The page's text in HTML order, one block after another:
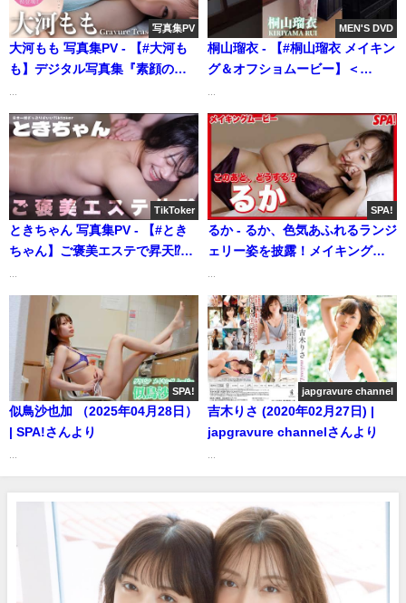
社 週刊プレイボーイ公式】さん
より
写真集PV
大河もも 写真集PV - 【#大河も
も】デジタル写真集『素顔のキ
PV〜Momo TAIGA’s Gravure
Teaser〜（2022年07月03日） |
週プレChannel【集英社 週刊プ
レイボーイ公式】さんより
MEN'S DVD
桐山瑠衣 - 【#桐山瑠衣 メイキン
グ＆オフショムービー】＜
(Jun 13, 2025) | MEN'S DVD
TikToker
ときちゃん 写真集PV - 【#とき
ちゃん】ご褒美エステで昇天⁉
Tokichan（2025年04月11日） |
週プレChannel【集英社 週刊プ
レイボーイ公式】さんより
SPA!
るか - るか、色気あふれるランジ
ェリー姿を披露！メイキングム
チャンネルさんより
SPA!
似鳥沙也加 （2025年04月28日）
| SPA!さんより
japgravure channel
吉木りさ (2020年02月27日) |
japgravure channelさんより